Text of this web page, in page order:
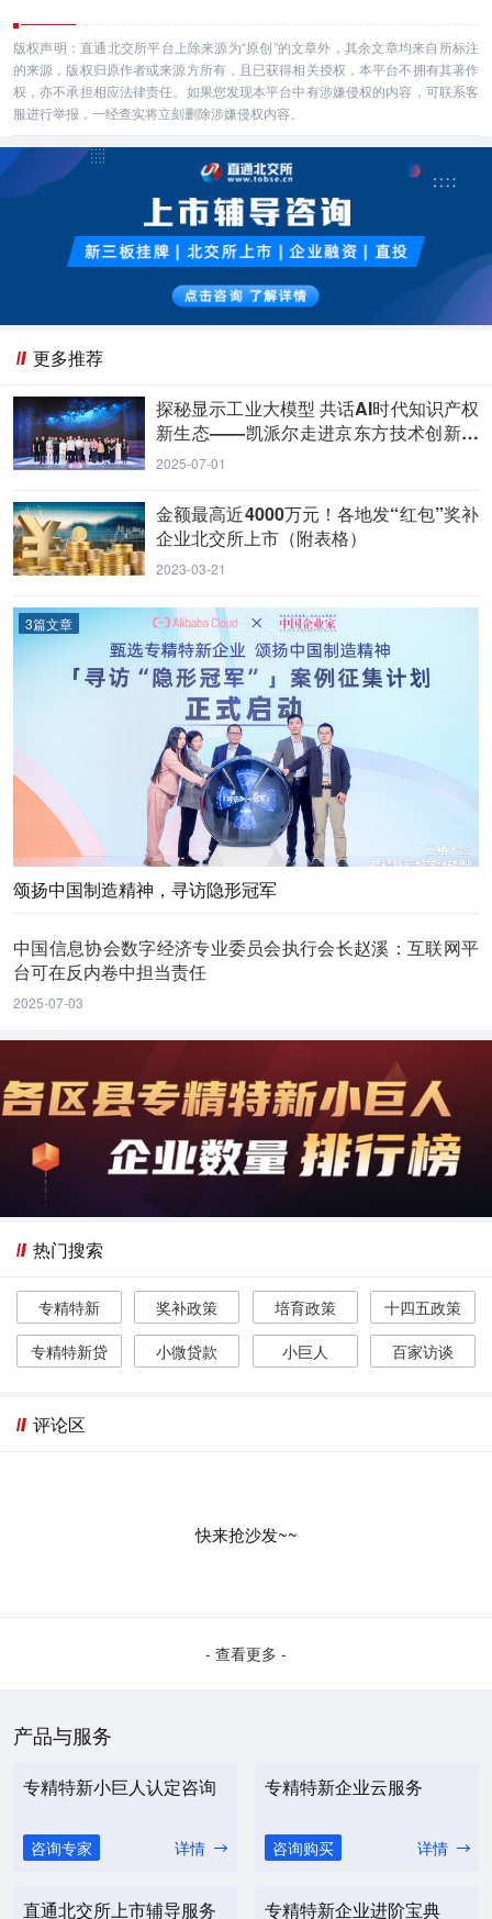
版权声明：直通北交所平台上除来源为“原创”的文章外，其余文章均来自所标注
的来源，版权归原作者或来源方所有，且已获得相关授权，本平台不拥有其著作
权，亦不承担相应法律责任。如果您发现本平台中有涉嫌侵权的内容，可联系客
服进行举报，一经查实将立刻删除涉嫌侵权内容。
更多推荐
探秘显示工业大模型 共话AI时代知识产权
新生态——凯派尔走进京东方技术创新中
心
2025-07-01
金额最高近4000万元！各地发“红包”奖补
企业北交所上市（附表格）
2023-03-21
3篇文章
颂扬中国制造精神，寻访隐形冠军
中国信息协会数字经济专业委员会执行会长赵溪：互联网平
台可在反内卷中担当责任
2025-07-03
热门搜索
专精特新 奖补政策 培育政策
十四五政策
专精特新贷
小微贷款 小巨人 百家访谈
评论区
快来抢沙发~~
- 查看更多 -
产品与服务
专精特新小巨人认定咨询
咨询专家 详情
专精特新企业云服务
咨询购买 详情
直通北交所上市辅导服务 专精特新企业进阶宝典